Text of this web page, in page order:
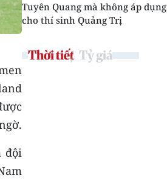
đội
Tuyên Quang mà không áp dụng
cho thí sinh Quảng Trị
Thời tiết Tỷ giá